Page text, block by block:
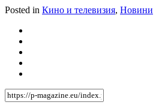
Posted in Кино и телевизия, Новини